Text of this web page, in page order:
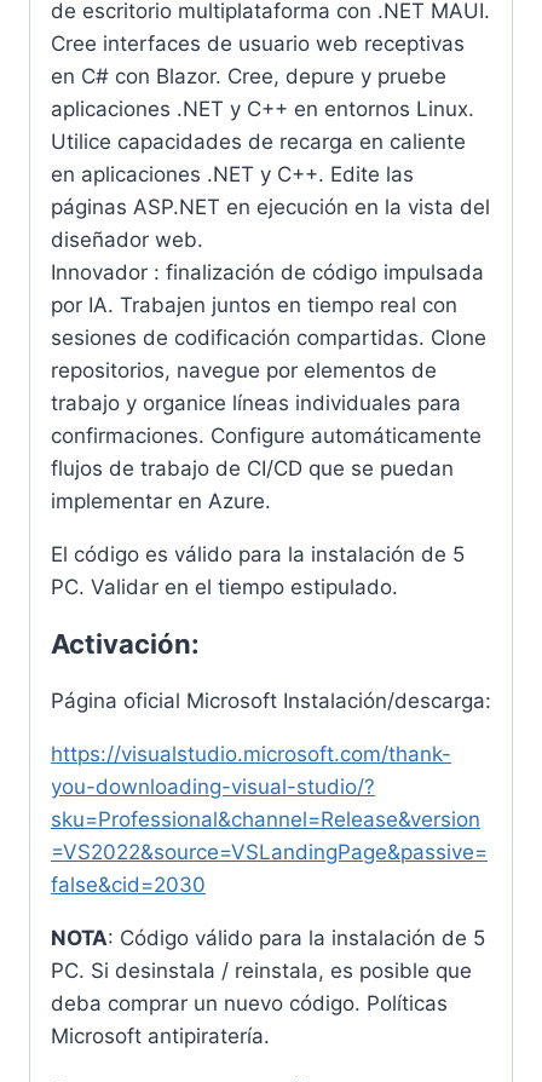
de escritorio multiplataforma con .NET MAUI.
Cree interfaces de usuario web receptivas
en C# con Blazor. Cree, depure y pruebe
aplicaciones .NET y C++ en entornos Linux.
Utilice capacidades de recarga en caliente
en aplicaciones .NET y C++. Edite las
páginas ASP.NET en ejecución en la vista del
diseñador web.
Innovador : finalización de código impulsada
por IA. Trabajen juntos en tiempo real con
sesiones de codificación compartidas. Clone
repositorios, navegue por elementos de
trabajo y organice líneas individuales para
confirmaciones. Configure automáticamente
flujos de trabajo de CI/CD que se puedan
implementar en Azure.
El código es válido para la instalación de 5
PC. Validar en el tiempo estipulado.
Activación:
Página oficial Microsoft Instalación/descarga:
https://visualstudio.microsoft.com/thank-
you-downloading-visual-studio/?
sku=Professional&channel=Release&version
=VS2022&source=VSLandingPage&passive=
false&cid=2030
NOTA: Código válido para la instalación de 5
PC. Si desinstala / reinstala, es posible que
deba comprar un nuevo código. Políticas
Microsoft antipiratería.